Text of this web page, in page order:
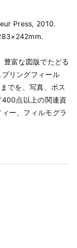
Press, 2010.
豊富な図版でたどる
リングフィール
でを、写真、ポス
400点以上の関連資
ー、フィルモグラ